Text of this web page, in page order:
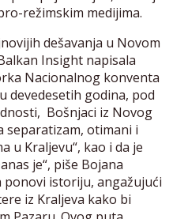
režimskim medijima.
dešavanja u Novom
Insight napisala
Nacionalnog konventa
devedesetih godina, pod
Bošnjaci iz Novog
separatizam, otimani i
u Kraljevu“, kao i da je
je“, piše Bojana
ponovi istoriju, angažujući
iz Kraljeva kako bi